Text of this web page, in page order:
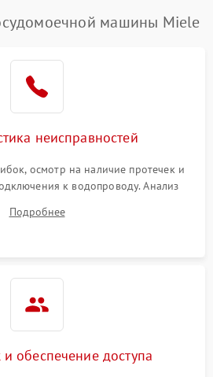
1800 ₽ Подробнее →
машины Miele
неисправностей
осмотр на наличие протечек и
к водопроводу. Анализ
слива, нагрева, вращения
срабатывание системы защиты
Подробнее
обеспечение доступа